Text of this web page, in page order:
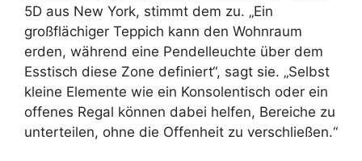
5D aus New York, stimmt dem zu. „Ein
großflächiger Teppich kann den Wohnraum
erden, während eine Pendelleuchte über dem
Esstisch diese Zone definiert“, sagt sie. „Selbst
kleine Elemente wie ein Konsolentisch oder ein
offenes Regal können dabei helfen, Bereiche zu
unterteilen, ohne die Offenheit zu verschließen.“